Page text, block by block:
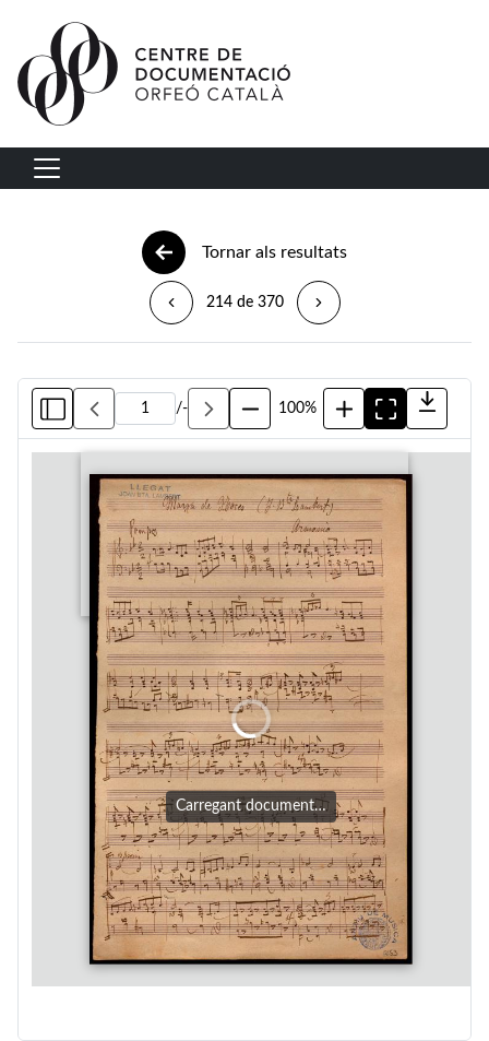
Vés al contingut
Navegació principal
Tornar als resultats
214 de 370
/- 100%
Carregant document…